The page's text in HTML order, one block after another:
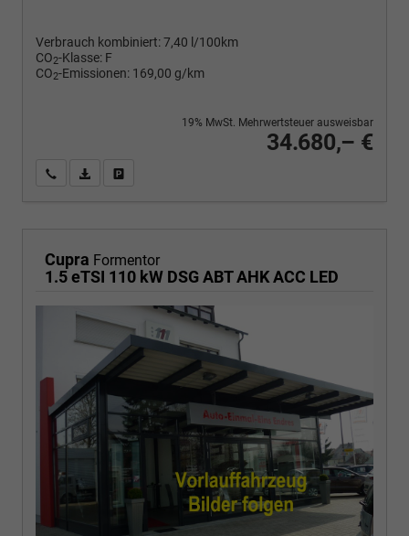
Verbrauch kombiniert:7,40 l/100km
CO2-Klasse: F
CO2-Emissionen: 169,00 g/km
34.680,– €
19% MwSt. Mehrwertsteuer ausweisbar
Wir rufen Sie anPDF-Fahrzeugexposé drucken
Cupra Formentor
1.5 eTSI 110 kW DSG ABT AHK ACC LED